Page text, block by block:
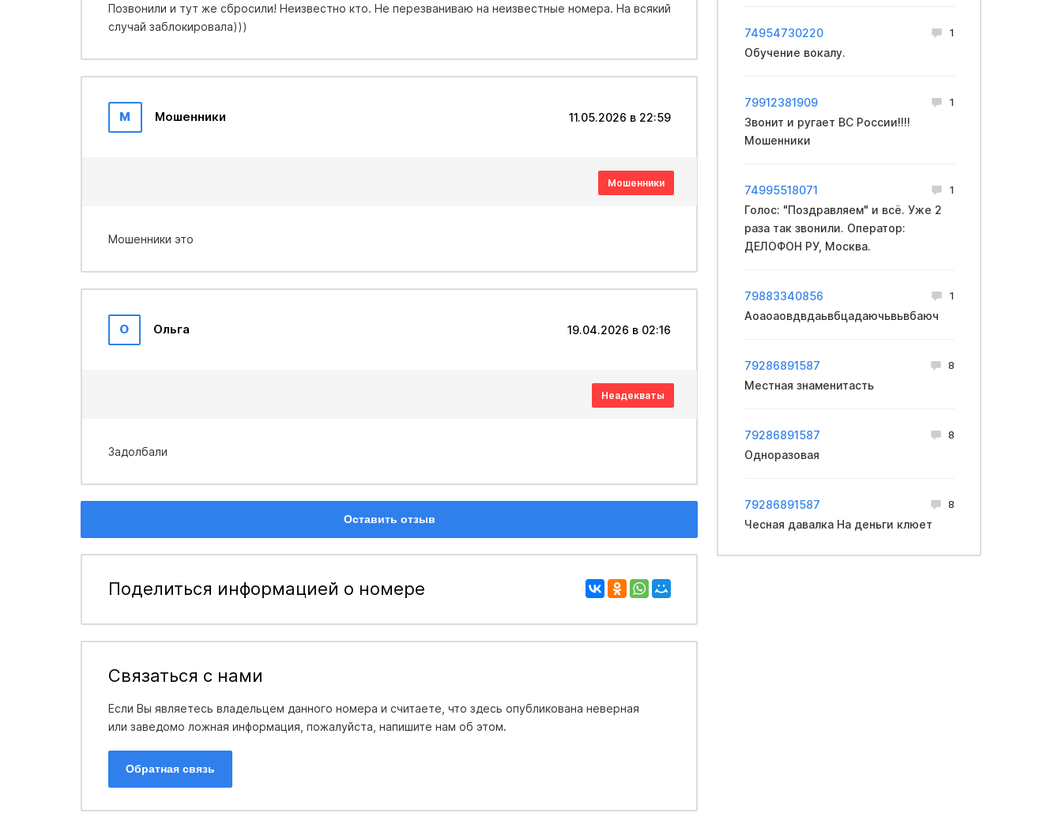
Позвонили и тут же сбросили! Неизвестно кто. Не перезваниваю на неизвестные номера. На всякий
случай заблокировала)))
М Мошенники 11.05.2026 в 22:59
Мошенники
Мошенники это
О Ольга 19.04.2026 в 02:16
Неадекваты
Задолбали
Оставить отзыв
Поделиться информацией о номере
Связаться с нами
Если Вы являетесь владельцем данного номера и считаете, что здесь опубликована неверная
или заведомо ложная информация, пожалуйста, напишите нам об этом.
Обратная связь
74954730220 1
Oбучение вoкaлy.
79912381909 1
Звонит и ругает ВС России!!!!
Мошенники
74995518071 1
Голос: "Поздравляем" и всё. Уже 2
раза так звонили. Оператор:
ДЕЛОФОН РУ, Москва.
79883340856 1
Аоаоаовдвдаьвбцадаючьвьвбаюч
79286891587 8
Местная знаменитасть
79286891587 8
Одноразовая
79286891587 8
Чесная давалка На деньги клюет